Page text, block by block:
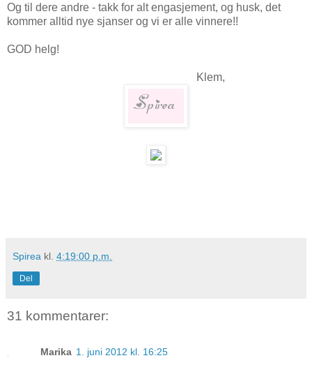
Og til dere andre - takk for alt engasjement, og husk, det
kommer alltid nye sjanser og vi er alle vinnere!!
GOD helg!
Klem,
Spirea kl. 4:19:00 p.m.
Del
31 kommentarer:
Marika 1. juni 2012 kl. 16:25